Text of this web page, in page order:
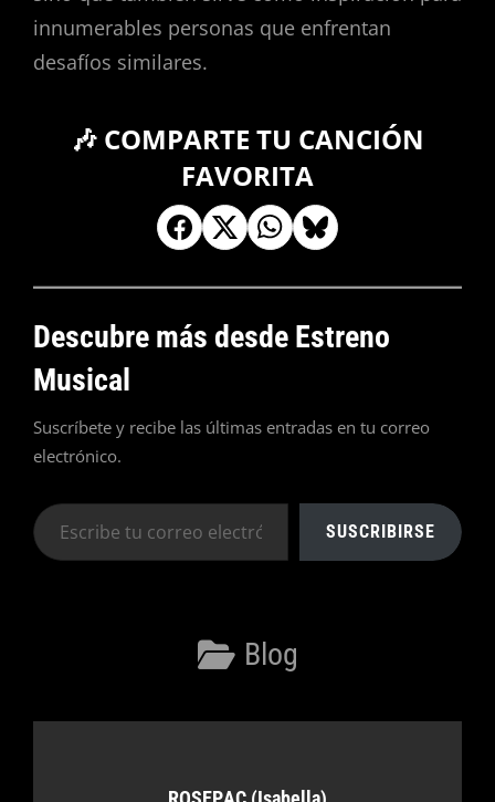
innumerables personas que enfrentan
desafíos similares.
🎶 COMPARTE TU CANCIÓN
FAVORITA
Descubre más desde Estreno
Musical
Suscríbete y recibe las últimas entradas en tu correo
electrónico.
Escribe
tu
SUSCRIBIRSE
Categorías
Blog